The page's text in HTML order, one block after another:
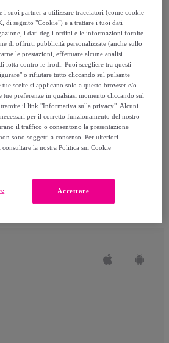
è disponibile alcun
prodotto.
a tutti i prodotti visibili ai nostri
membri.
Accedi
i suoi partner a utilizzare tracciatori (come cookie
di seguito "Cookie") e a trattare i tuoi dati
i dati degli ordini e le informazioni fornite
di offrirti pubblicità personalizzate (anche sullo
le prestazioni, effettuare alcune analisi
lotta contro le frodi. Puoi scegliere tra questi
o rifiutare tutto cliccando sul pulsante
scelte si applicano solo a questo browser e/o
preferenze in qualsiasi momento cliccando sul
il link "Informativa sulla privacy". Alcuni
per il corretto funzionamento del nostro
il traffico o consentono la presentazione
sono soggetti a consenso. Per ulteriori
la nostra Politica sui Cookie
Accettare